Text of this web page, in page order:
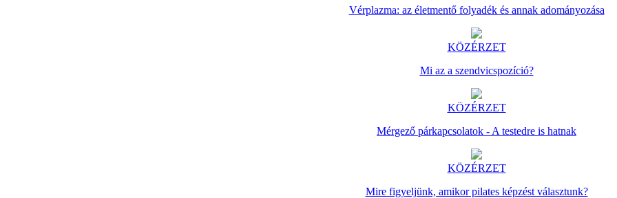
Vérplazma: az életmentő folyadék és annak adományozása
KÖZÉRZET
Mi az a szendvicspozíció?
KÖZÉRZET
Mérgező párkapcsolatok - A testedre is hatnak
KÖZÉRZET
Mire figyeljünk, amikor pilates képzést választunk?